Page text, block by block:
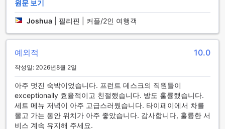
원문 보기
Joshua 필리핀 | 커플/2인 여행객
예외적 10.0
작성일: 2026년8월 2일
아주 멋진 숙박이었습니다. 프런트 데스크의 직원들이
exceptionally 효율적이고 친절했습니다. 방도 훌륭했습니다.
세트 메뉴 저녁이 아주 고급스러웠습니다. 타이페이에서 차를
몰고 가는 동안 위치가 아주 좋았습니다. 감사합니다, 훌륭한 서
비스 계속 유지해 주세요.